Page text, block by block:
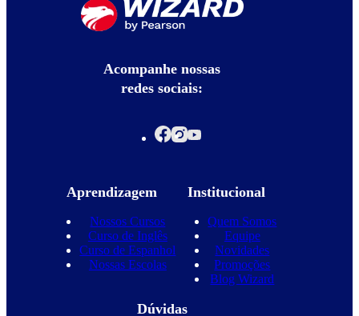
Acompanhe nossas
redes sociais:
Aprendizagem
Nossos Cursos
Curso de Inglês
Curso de Espanhol
Nossas Escolas
Institucional
Quem Somos
Equipe
Novidades
Promoções
Blog Wizard
Dúvidas